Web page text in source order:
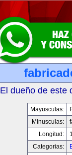
El dueño de este
Mayusculas:
Minusculas:
Longitud:
Categorias: